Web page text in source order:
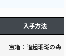
入手方法
宝箱：隆起珊瑚の森